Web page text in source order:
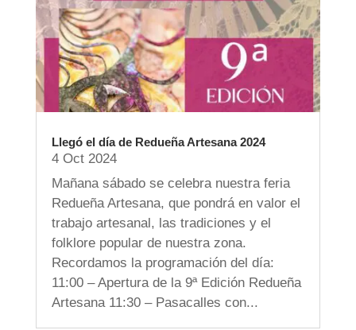
Llegó el día de Redueña Artesana 2024
4 Oct 2024
Mañana sábado se celebra nuestra feria
Redueña Artesana, que pondrá en valor el
trabajo artesanal, las tradiciones y el
folklore popular de nuestra zona.
Recordamos la programación del día:
11:00 – Apertura de la 9ª Edición Redueña
Artesana 11:30 – Pasacalles con...